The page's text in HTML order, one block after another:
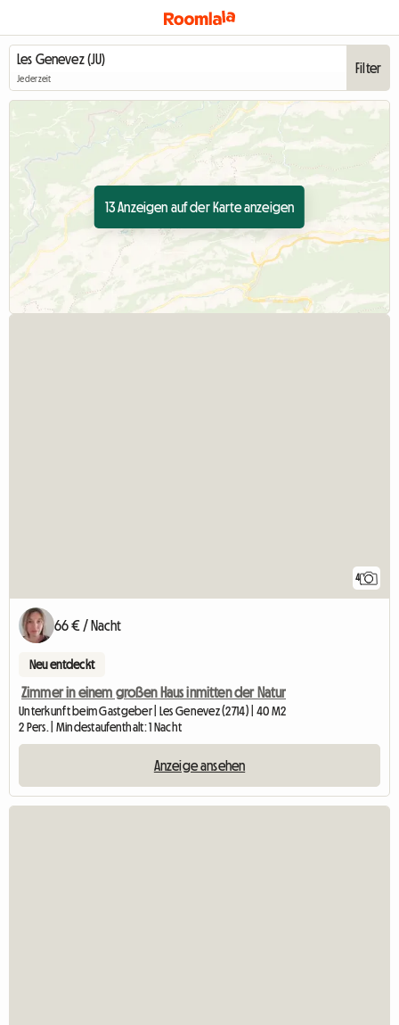
Jederzeit
Filter
13 Anzeigen auf der Karte anzeigen
4
66 € / Nacht
Neu entdeckt
Zimmer in einem großen Haus inmitten der Natur
Unterkunft beim Gastgeber | Les Genevez (2714) | 40 M2
2 Pers. | Mindestaufenthalt: 1 Nacht
Anzeige ansehen